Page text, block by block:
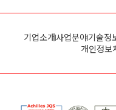
기업소개사업분야기술정
개인정보